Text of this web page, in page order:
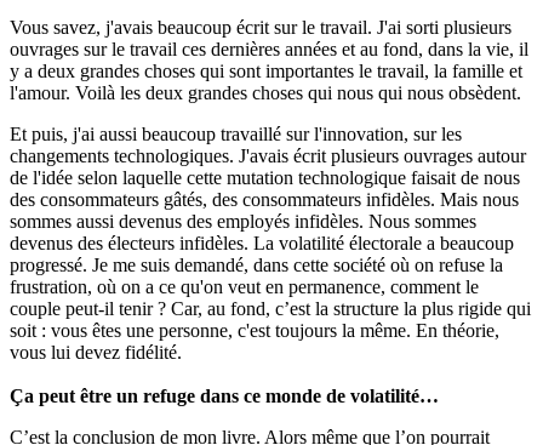
Vous savez, j'avais beaucoup écrit sur le travail. J'ai sorti plusieurs
ouvrages sur le travail ces dernières années et au fond, dans la vie, il
y a deux grandes choses qui sont importantes le travail, la famille et
l'amour. Voilà les deux grandes choses qui nous qui nous obsèdent.
Et puis, j'ai aussi beaucoup travaillé sur l'innovation, sur les
changements technologiques. J'avais écrit plusieurs ouvrages autour
de l'idée selon laquelle cette mutation technologique faisait de nous
des consommateurs gâtés, des consommateurs infidèles. Mais nous
sommes aussi devenus des employés infidèles. Nous sommes
devenus des électeurs infidèles. La volatilité électorale a beaucoup
progressé. Je me suis demandé, dans cette société où on refuse la
frustration, où on a ce qu'on veut en permanence, comment le
couple peut-il tenir ? Car, au fond, c’est la structure la plus rigide qui
soit : vous êtes une personne, c'est toujours la même. En théorie,
vous lui devez fidélité.
Ça peut être un refuge dans ce monde de volatilité…
C’est la conclusion de mon livre. Alors même que l’on pourrait